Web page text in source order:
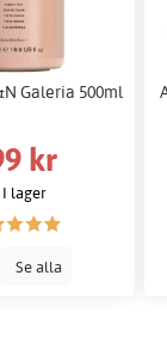
Galeria 500ml
kr
I lager
Se alla